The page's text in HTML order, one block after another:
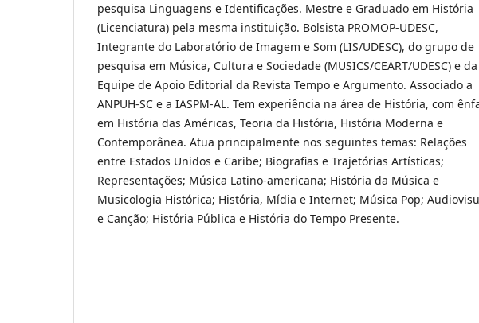
pesquisa Linguagens e Identificações. Mestre e Graduado em História
(Licenciatura) pela mesma instituição. Bolsista PROMOP-UDESC,
Integrante do Laboratório de Imagem e Som (LIS/UDESC), do grupo de
pesquisa em Música, Cultura e Sociedade (MUSICS/CEART/UDESC) e da
Equipe de Apoio Editorial da Revista Tempo e Argumento. Associado a
ANPUH-SC e a IASPM-AL. Tem experiência na área de História, com
em História das Américas, Teoria da História, História Moderna e
Contemporânea. Atua principalmente nos seguintes temas: Relações
entre Estados Unidos e Caribe; Biografias e Trajetórias Artísticas;
Representações; Música Latino-americana; História da Música e
Musicologia Histórica; História, Mídia e Internet; Música Pop;
e Canção; História Pública e História do Tempo Presente.